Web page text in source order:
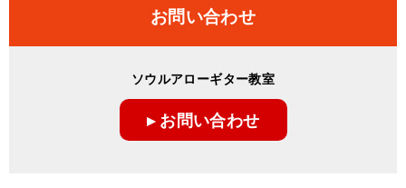
お問い合わせ
ソウルアローギター教室
▸ お問い合わせ